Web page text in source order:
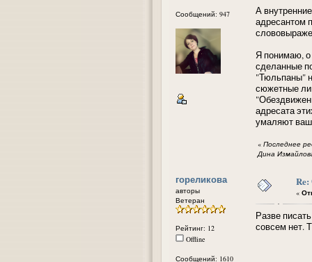
Сообщений: 947
А
адресантом
Я понимаю, о
сделанные
"Тюльпаны"
сюжетные
адресата
умаляют
« Последнее
Дина
гореликова
авторы
Ветеран
Рейтинг: 12
Offline
Сообщений: 1610
«
Разве
совсем нет.